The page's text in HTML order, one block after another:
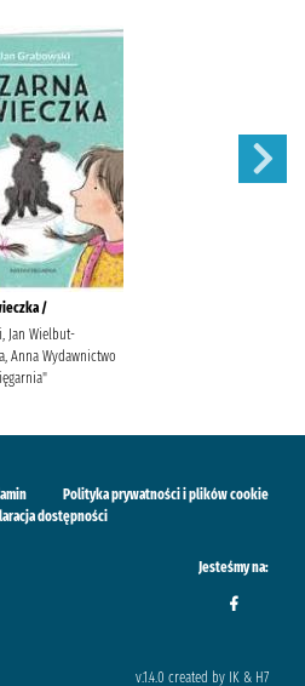
/
Jan Wielbut-
Anna Wydawnictwo
Polityka prywatności i plików cookie
dostępności
Jesteśmy na:
v.1.4.0 created by IK & H7